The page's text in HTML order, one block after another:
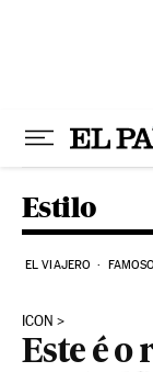
Estilo
EL VIAJERO
ICON
Este é o